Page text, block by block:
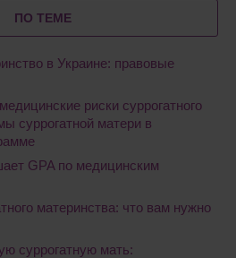
ПО ТЕМЕ
в Украине: правовые
риски суррогатного
суррогатной матери в
GPA по медицинским
материнства: что вам нужно
суррогатную мать: